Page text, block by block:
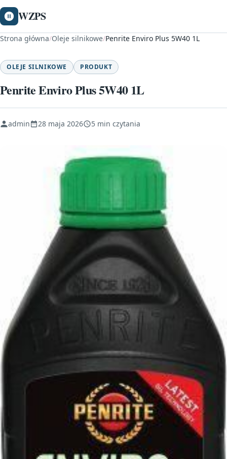
WZPS
Strona główna/Oleje silnikowe/Penrite Enviro Plus 5W40 1L
OLEJE SILNIKOWE PRODUKT
Penrite Enviro Plus 5W40 1L
admin 28 maja 2026 5 min czytania